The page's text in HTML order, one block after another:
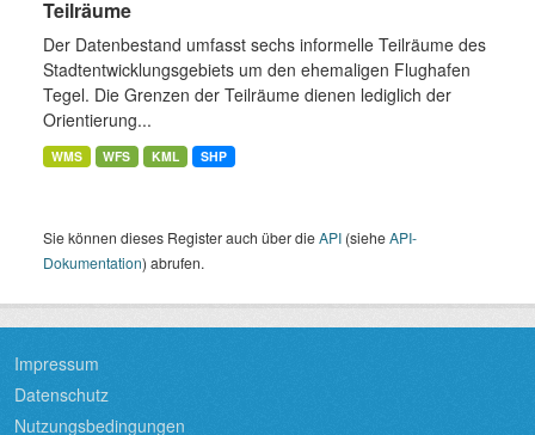
Teilräume
Der Datenbestand umfasst sechs informelle Teilräume des
Stadtentwicklungsgebiets um den ehemaligen Flughafen
Tegel. Die Grenzen der Teilräume dienen lediglich der
Orientierung...
WMS WFS KML SHP
Sie können dieses Register auch über dieAPI (sieheAPI-
Dokumentation) abrufen.
Impressum
Datenschutz
Nutzungsbedingungen